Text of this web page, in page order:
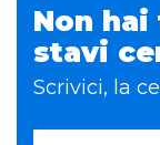
Non
stavi
Scrivici, la